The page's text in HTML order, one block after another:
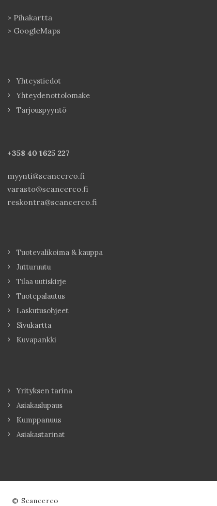
> Pihakartta
> GoogleMaps
Yhteystiedot
Yhteydenottolomake
Tarjouspyyntö
+358 40 1625 227
myynti@scancerco.fi
varasto@scancerco.fi
reskontra@scancerco.fi
Tuotevalikoima & kauppa
Jutturuutu
Tilaa uutiskirje
Tuotepalautus
Laskutusohjeet
Sivukartta
Kuvapankki
Yrityksen tarina
Asiakaslupaus
Kumppanuus
Asiakastarinat
© Scancerco